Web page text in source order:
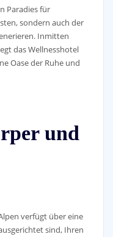
Paradies für
sondern auch der
Inmitten
das Wellnesshotel
Oase der Ruhe und
und
verfügt über eine
sind, Ihren